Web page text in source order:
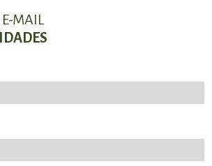
E-MAIL